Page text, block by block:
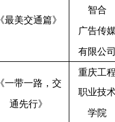
《最美交通篇》
智合
广告传
有限公司
《一带一路，交
通先行》
重庆工程
职业技
学院